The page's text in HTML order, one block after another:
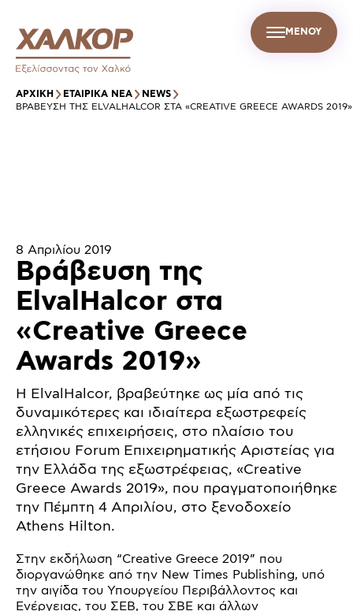
ΜΕΝΟΥ
GR
ΒΙΩΣΙΜΗ ΑΝΑΠΤΥΞΗ
ΑΡΧΙΚΉ ΕΤΑΙΡΙΚΑ ΝΕΑ
NEWS
ΒΡΆΒΕΥΣΗ ΤΗΣ ELVALHALCOR ΣΤΑ «CREATIVE GREECE AWARDS 2019»
8 Απριλίου 2019
Βράβευση της
ElvalHalcor στα
«Creative Greece
Awards 2019»
Η ElvalHalcor, βραβεύτηκε ως μία από τις
δυναμικότερες και ιδιαίτερα εξωστρεφείς
ελληνικές επιχειρήσεις, στο πλαίσιο του
ετήσιου Forum Επιχειρηματικής Αριστείας για
την Ελλάδα της εξωστρέφειας, «Creative
Greece Awards 2019», που πραγματοποιήθηκε
την Πέμπτη 4 Απριλίου, στο ξενοδοχείο
Athens Hilton.
Στην εκδήλωση “Creative Greece 2019” που
διοργανώθηκε από την New Times Publishing, υπό
την αιγίδα του Υπουργείου Περιβάλλοντος και
Ενέργειας, του ΣΕΒ, του ΣΒΕ και άλλων